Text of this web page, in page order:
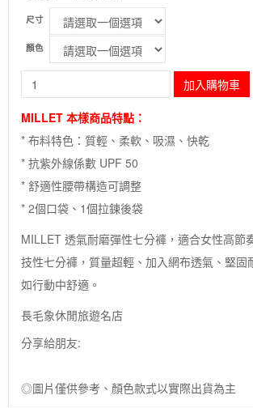
尺寸
顏色
毛
象-
法
國
【MILLET】
LD
MOUNT
CLEVELAND
SHORT/
快
乾
彈
登
山
五
褲/
加入購物車
MILLET 本樣商品特點：
* 布料特色：質輕、柔軟、吸濕、快乾
* 抗紫外線係數 UPF 50
* 舒適性腰帶構造可調整
* 2個口袋、1個拉鍊後袋
MILLET 透氣耐磨彈性七分褲，適合女性高節
技性七分褲，質量超輕、加入網布透氣、堅固
如行動中舒適。
長毛象休閒旅遊名店
分享給朋友:
◎圖片僅供參考、顏色款式以實際出貨為主